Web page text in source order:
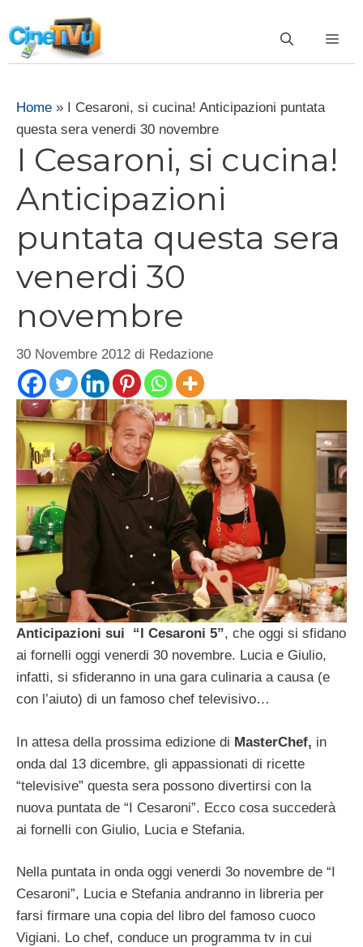
al
contenuto
Home » I Cesaroni, si cucina! Anticipazioni puntata
questa sera venerdi 30 novembre
I Cesaroni, si cucina!
Anticipazioni
puntata questa sera
venerdi 30
novembre
30 Novembre 2012 di Redazione
Anticipazioni sui “I Cesaroni 5”, che oggi si sfidano
ai fornelli oggi venerdi 30 novembre. Lucia e Giulio,
infatti, si sfideranno in una gara culinaria a causa (e
con l’aiuto) di un famoso chef televisivo…
In attesa della prossima edizione di MasterChef, in
onda dal 13 dicembre, gli appassionati di ricette
“televisive” questa sera possono divertirsi con la
nuova puntata de “I Cesaroni”. Ecco cosa succederà
ai fornelli con Giulio, Lucia e Stefania.
Nella puntata in onda oggi venerdi 3o novembre de “I
Cesaroni”, Lucia e Stefania andranno in libreria per
farsi firmare una copia del libro del famoso cuoco
Vigiani. Lo chef, conduce un programma tv in cui